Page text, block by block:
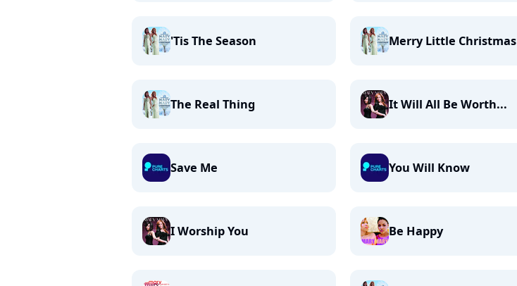
'Tis The Season Merry Little Christmas
The Real Thing It Will All Be Worth...
Save Me You Will Know
I Worship You Be Happy